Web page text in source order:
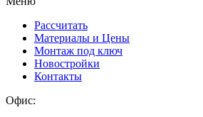
Рассчитать
Материалы и Цены
Монтаж под ключ
Новостройки
Контакты
Офис: